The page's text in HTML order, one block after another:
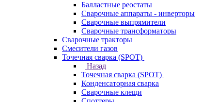
Балластные реостаты
Сварочные аппараты - инверторы
Сварочные выпрямители
Сварочные трансформаторы
Сварочные тракторы
Смесители газов
Точечная сварка (SPOT)
Назад
Точечная сварка (SPOT)
Конденсаторная сварка
Сварочные клещи